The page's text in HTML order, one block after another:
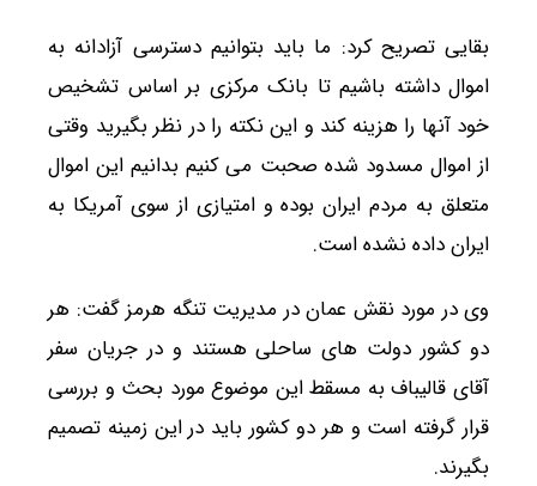
بقایی تصریح کرد: ما باید بتوانیم دسترسی آزادانه به
اموال داشته باشیم تا بانک مرکزی بر اساس تشخیص
خود آنها را هزینه کند و این نکته را در نظر بگیرید وقتی
از اموال مسدود شده صحبت می کنیم بدانیم این اموال
متعلق به مردم ایران بوده و امتیازی از سوی آمریکا به
ایران داده نشده است.
وی در مورد نقش عمان در مدیریت تنگه هرمز گفت: هر
دو کشور دولت های ساحلی هستند و در جریان سفر
آقای قالیباف به مسقط این موضوع مورد بحث و بررسی
قرار گرفته است و هر دو کشور باید در این زمینه تصمیم
بگیرند.